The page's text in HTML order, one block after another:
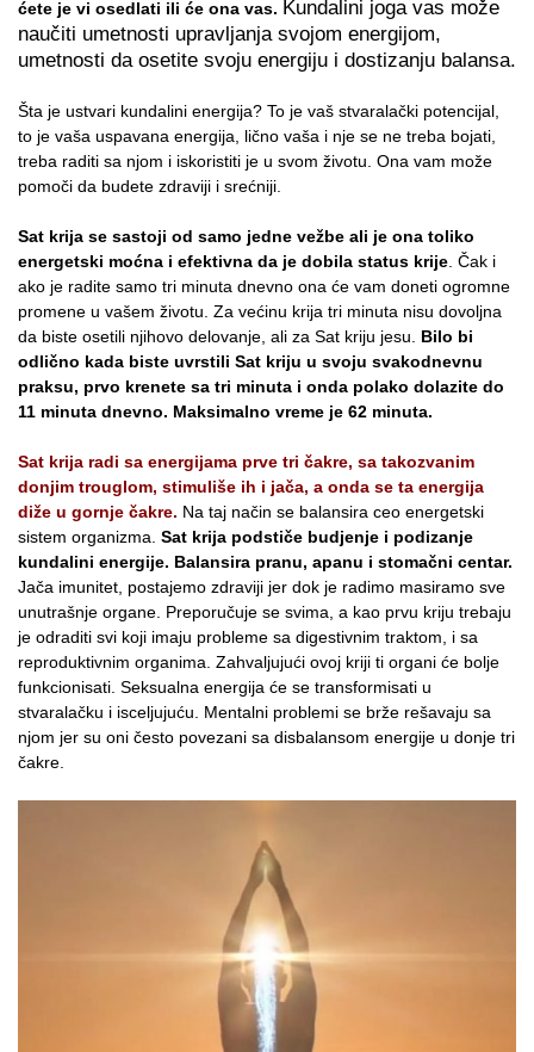
ćete je vi osedlati ili će ona vas. Kundalini joga vas može
naučiti umetnosti upravljanja svojom energijom,
umetnosti da osetite svoju energiju i dostizanju balansa.
Šta je ustvari kundalini energija? To je vaš stvaralački potencijal,
to je vaša uspavana energija, lično vaša i nje se ne treba bojati,
treba raditi sa njom i iskoristiti je u svom životu. Ona vam može
pomoči da budete zdraviji i srećniji.
Sat krija se sastoji od samo jedne vežbe ali je ona toliko
energetski moćna i efektivna da je dobila status krije . Čak i
ako je radite samo tri minuta dnevno ona će vam doneti ogromne
promene u vašem životu. Za većinu krija tri minuta nisu dovoljna
da biste osetili njihovo delovanje, ali za Sat kriju jesu.
Bilo bi
odlično kada biste uvrstili Sat kriju u svoju svakodnevnu
praksu, prvo krenete sa tri minuta i onda polako dolazite do
11 minuta dnevno. Maksimalno vreme je 62 minuta.
Sat krija radi sa energijama prve tri čakre, sa takozvanim
donjim trouglom, stimuliše ih i jača, a onda se ta energija
diže u gornje čakre. Na taj način se balansira ceo energetski
sistem organizma. Sat krija podstiče budjenje i podizanje
kundalini energije. Balansira pranu, apanu i stomačni centar.
Jača imunitet, postajemo zdraviji jer dok je radimo masiramo sve
unutrašnje organe. Preporučuje se svima, a kao prvu kriju trebaju
je odraditi svi koji imaju probleme sa digestivnim traktom, i sa
reproduktivnim organima. Zahvaljujući ovoj kriji ti organi će bolje
funkcionisati. Seksualna energija će se transformisati u
stvaralačku i isceljujuću. Mentalni problemi se brže rešavaju sa
njom jer su oni često povezani sa disbalansom energije u donje tri
čakre.